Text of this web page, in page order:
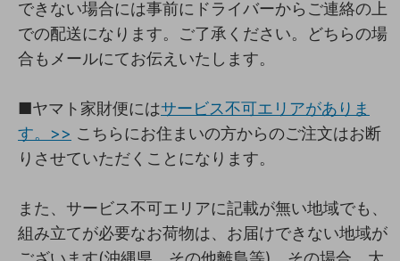
できない場合には事前にドライバーからご連絡の上
での配送になります。ご了承ください。どちらの場
合もメールにてお伝えいたします。
■ヤマト家財便にはサービス不可エリアがありま
す。>> こちらにお住まいの方からのご注文はお断
りさせていただくことになります。
また、サービス不可エリアに記載が無い地域でも、
組み立てが必要なお荷物は、お届けできない地域が